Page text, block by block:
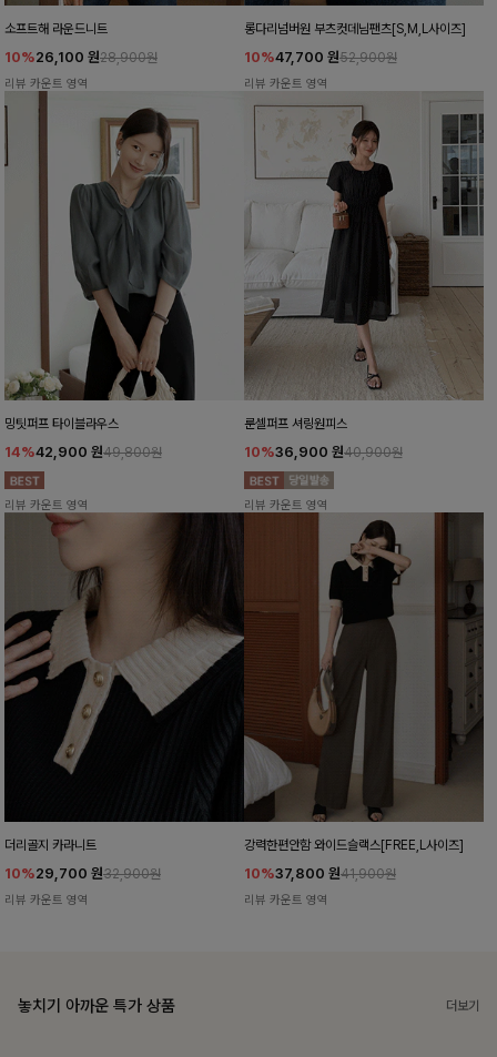
소프트해 라운드니트
10%26,100 원28,900원
리뷰 카운트 영역
롱다리넘버원 부츠컷데님팬츠[S,M,L사이즈]
10%47,700 원52,900원
리뷰 카운트 영역
밍팃퍼프 타이블라우스
14%42,900 원49,800원
리뷰 카운트 영역
룬셀퍼프 셔링원피스
10%36,900 원40,900원
리뷰 카운트 영역
더리골지 카라니트
10%29,700 원32,900원
리뷰 카운트 영역
강력한편안함 와이드슬랙스[FREE,L사이즈]
10%37,800 원41,900원
리뷰 카운트 영역
놓치기 아까운 특가 상품 더보기